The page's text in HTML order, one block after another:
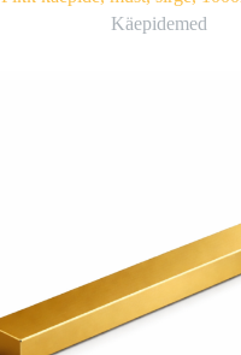
Käepidemed